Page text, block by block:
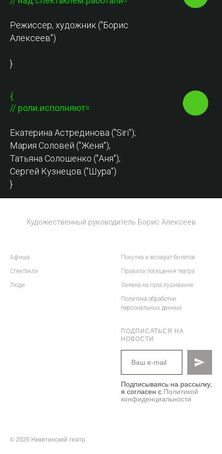
Режиссер, художник ("Борис
Алексеев")
}
{
// роли.исполняют=
Екатерина Астрединова ("Siri");
Мария Соловей ("Женя");
Татьяна Солошенко ("Аня");
Сергей Кузнецов ("Шура")
}
Художественный руководитель Борис Алексеев
Афиша
Спектакли
Люди
Покупка и возврат билетов
Правила посещения театра
Заявка на прослушивание
Политика обработки
персональных данных
ПОДПИСАТЬСЯ НА
НОВОСТИ
Подписываясь на рассылку,
я согласен с Политикой
конфиденциальности
© 2026 Никитинский театр